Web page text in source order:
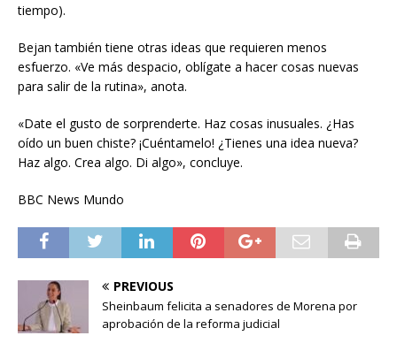
tiempo).
Bejan también tiene otras ideas que requieren menos
esfuerzo. «Ve más despacio, oblígate a hacer cosas nuevas
para salir de la rutina», anota.
«Date el gusto de sorprenderte. Haz cosas inusuales. ¿Has
oído un buen chiste? ¡Cuéntamelo! ¿Tienes una idea nueva?
Haz algo. Crea algo. Di algo», concluye.
BBC News Mundo
PREVIOUS
Sheinbaum felicita a senadores de Morena por
aprobación de la reforma judicial